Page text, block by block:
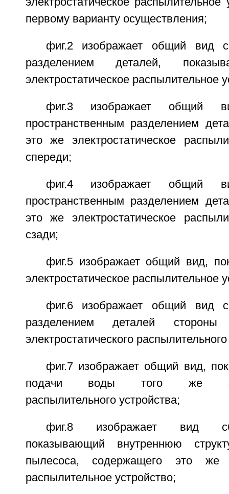
первому варианту осуществления;
фиг.2 изображает общий вид с
разделением деталей,
электростатическое распылительное
фиг.3 изображает общий
пространственным разделением
это же электростатическое
спереди;
фиг.4 изображает общий
пространственным разделением
это же электростатическое
сзади;
фиг.5 изображает общий вид,
электростатическое распылительное
фиг.6 изображает общий вид с
разделением деталей
электростатического
фиг.7 изображает общий вид,
подачи воды того же
распылительного устройства;
фиг.8 изображает вид
показывающий внутреннюю
пылесоса, содержащего это же
распылительное устройство;